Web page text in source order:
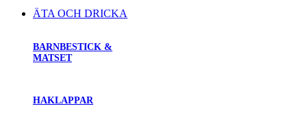
ÄTA OCH DRICKA
BARNBESTICK &
MATSET
HAKLAPPAR